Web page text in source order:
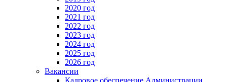
2020 год
2021 год
2022 год
2023 год
2024 год
2025 год
2026 год
Вакансии
Кадровое обеспечение Администрации